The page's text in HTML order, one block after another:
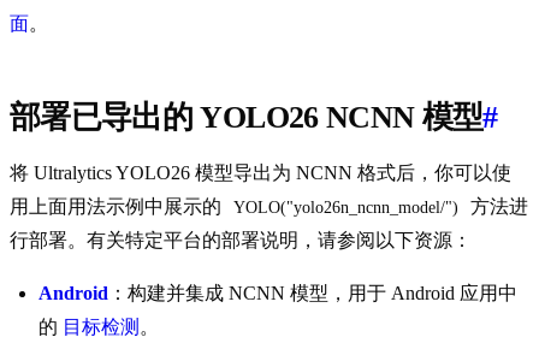
面。
部署已导出的 YOLO26 NCNN 模型#
将 Ultralytics YOLO26 模型导出为 NCNN 格式后，你可以使
用上面用法示例中展示的
YOLO("yolo26n_ncnn_model/")
方法进
行部署。有关特定平台的部署说明，请参阅以下资源：
Android ：构建并集成 NCNN 模型，用于 Android 应用中
的 目标检测 。